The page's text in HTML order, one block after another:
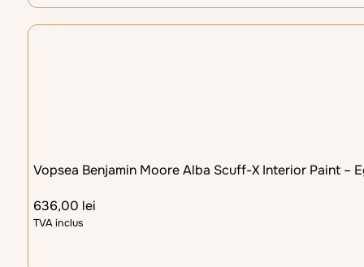
Vopsea Benjamin Moore Alba Scuff-X Interior Paint –
636,00 lei
TVA inclus